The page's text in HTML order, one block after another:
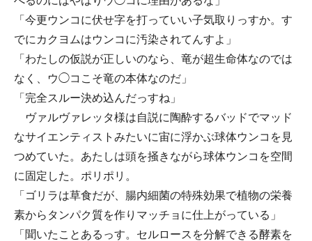
「今更ウンコに伏せ字を打っていい子気取りっすか。す
でにカクヨムはウンコに汚染されてんすよ」
「わたしの仮説が正しいのなら、竜が超生命体なのでは
なく、ウ◯コこそ竜の本体なのだ」
「完全スルー決め込んだっすね」
ヴァルヴァレッタ様は自説に陶酔するバッドでマッド
なサイエンティストみたいに宙に浮かぶ球体ウンコを見
つめていた。あたしは頭を掻きながら球体ウンコを空間
に固定した。ポリポリ。
「ゴリラは草食だが、腸内細菌の特殊効果で植物の栄養
素からタンパク質を作りマッチョに仕上がっている」
「聞いたことあるっす。セルロースを分解できる酵素を